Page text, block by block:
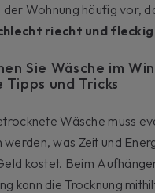
der Wohnung häufig vor,
riecht und fleckig
Sie Wäsche im
Tipps und Tricks
Wäsche muss
werden, was Zeit und
kostet. Beim
kann die Trocknung